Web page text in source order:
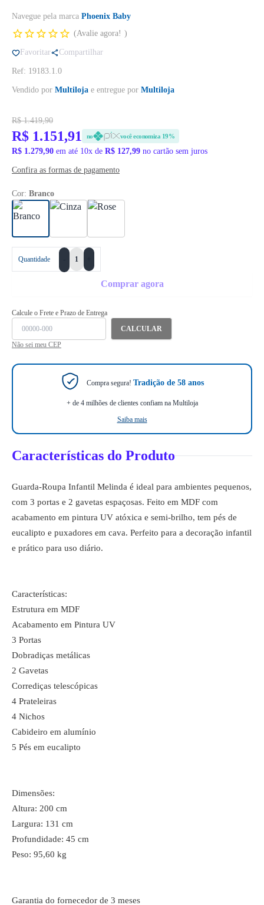
Navegue pela marca Phoenix Baby
Avalie agora!
Favoritar Compartilhar
Ref: 19183.1.0
Vendido por Multiloja e entregue por Multiloja
R$ 1.419,90
R$ 1.151,91 no você economiza 19%
R$ 1.279,90 em até 10x de R$ 127,99 no cartão sem juros
Confira as formas de pagamento
Cor: Branco
Quantidade
Comprar agora
Calcule o Frete e Prazo de Entrega
CALCULAR
Não sei meu CEP
Compra segura! Tradição de 58 anos
+ de 4 milhões de clientes confiam na Multiloja
Saiba mais
Características do Produto
Guarda-Roupa Infantil Melinda é ideal para ambientes pequenos,
com 3 portas e 2 gavetas espaçosas. Feito em MDF com
acabamento em pintura UV atóxica e semi-brilho, tem pés de
eucalipto e puxadores em cava. Perfeito para a decoração infantil
e prático para uso diário.
Características:
Estrutura em MDF
Acabamento em Pintura UV
3 Portas
Dobradiças metálicas
2 Gavetas
Corrediças telescópicas
4 Prateleiras
4 Nichos
Cabideiro em alumínio
5 Pés em eucalipto
Dimensões:
Altura: 200 cm
Largura: 131 cm
Profundidade: 45 cm
Peso: 95,60 kg
Garantia do fornecedor de 3 meses